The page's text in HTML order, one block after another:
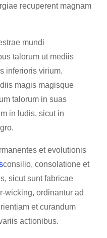
recuperent magnam
mundi
talorum ut mediis
inferioris virium.
magis magisque
talorum in suas
in ludis, sicut in
et evolutionis
consilio, consolatione et
sicut sunt fabricae
wicking, ordinantur ad
et curandum
actionibus.